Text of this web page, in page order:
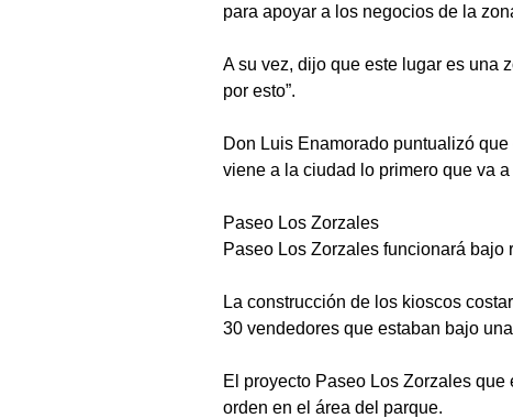
para apoyar a los negocios de la
A su vez, dijo que este lugar es una
por esto”.
Don Luis Enamorado puntualizó
viene a la ciudad lo primero que va
Paseo Los Zorzales
Paseo Los Zorzales funcionará
La construcción de los kioscos
30 vendedores que estaban bajo
El proyecto Paseo Los Zorzales
orden en el área del parque.